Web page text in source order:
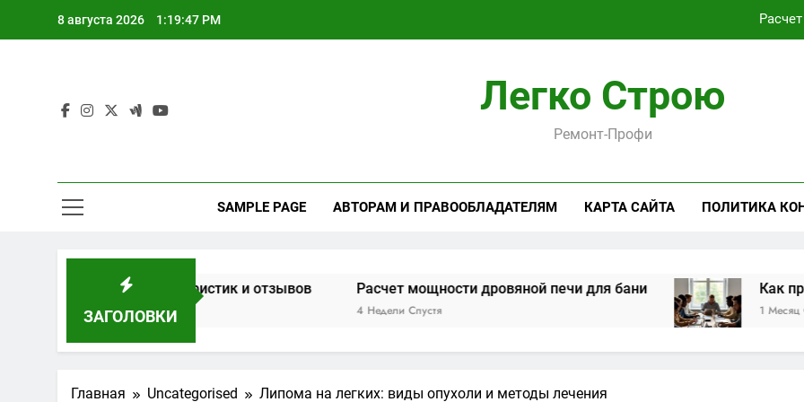
8 августа 2026 1:19:48 PM
Виртуальная платёжная карта за 5 минут без
Критерии выбора пластиковых окон
Как проходит практическая подготовка по
Легко Строю
Ремонт-Профи
SAMPLE PAGE АВТОРАМ И ПРАВООБЛАДАТЕЛЯМ КАРТА САЙТА ПОЛИТИКА
ЗАГОЛОВКИ
характеристик и отзывов Расчет мощности дровяной печи для бани
4 Недели Спустя
Как проходит
1 Месяц Спустя
Главная Uncategorised Липома на легких: виды опухоли и методы лечения